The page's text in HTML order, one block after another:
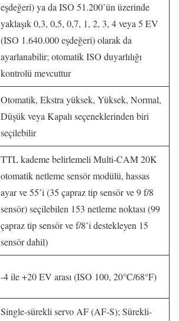
eşdeğeri) ya da ISO 51.200’ün üzerinde
yaklaşık 0,3, 0,5, 0,7, 1, 2, 3, 4 veya 5 EV
(ISO 1.640.000 eşdeğeri) olarak da
ayarlanabilir; otomatik ISO duyarlılığı
kontrolü mevcuttur
Otomatik, Ekstra yüksek, Yüksek, Normal,
Düşük veya Kapalı seçeneklerinden biri
seçilebilir
TTL kademe belirlemeli Multi-CAM 20K
otomatik netleme sensör modülü, hassas
ayar ve 55’i (35 çapraz tip sensör ve 9 f/8
sensör) seçilebilen 153 netleme noktası (99
çapraz tip sensör ve f/8’i destekleyen 15
sensör dahil)
-4 ile +20 EV arası (ISO 100, 20°C/68°F)
Single-sürekli servo AF (AF-S); Sürekli-